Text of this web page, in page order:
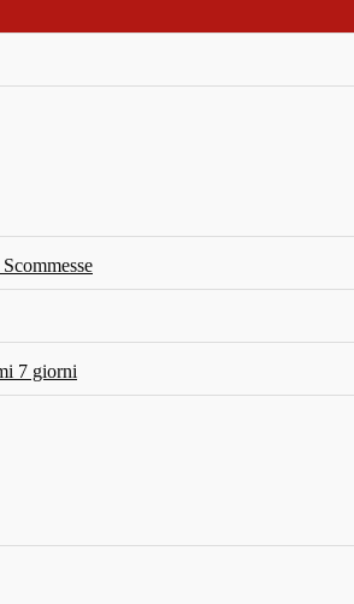
7 giorni